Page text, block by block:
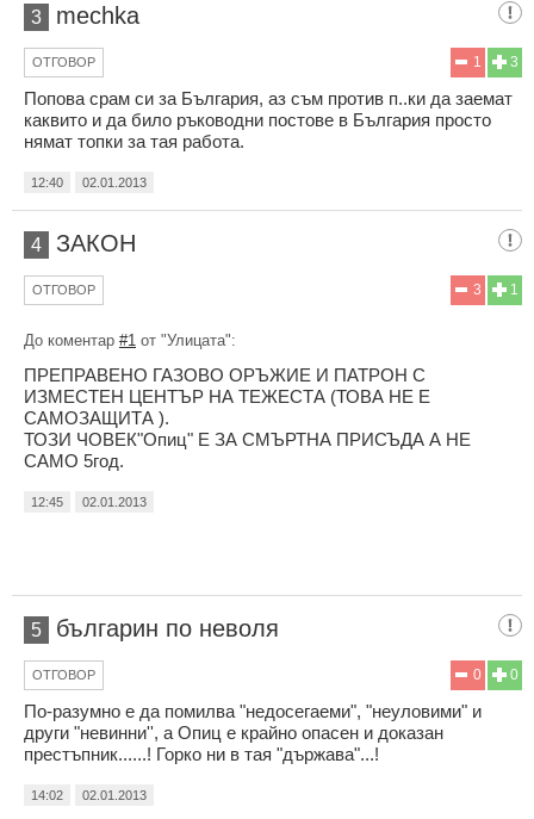
3 mechka
3
1
ОТГОВОР
Попова срам си за България, аз съм против п..ки да заемат
каквито и да било ръководни постове в България просто
нямат топки за тая работа.
12:40 02.01.2013
4 ЗАКОН
1
3
ОТГОВОР
До коментар #1 от "Улицата":
ПРЕПРАВЕНО ГАЗОВО ОРЪЖИЕ И ПАТРОН С
ИЗМЕСТЕН ЦЕНТЪР НА ТЕЖЕСТА (ТОВА НЕ Е
САМОЗАЩИТА ).
ТОЗИ ЧОВЕК"Опиц" Е ЗА СМЪРТНА ПРИСЪДА А НЕ
САМО 5год.
12:45 02.01.2013
5 българин по неволя
0
0
ОТГОВОР
По-разумно е да помилва "недосегаеми", "неуловими" и
други "невинни'', а Опиц е крайно опасен и доказан
престъпник......! Горко ни в тая "държава"...!
14:02 02.01.2013